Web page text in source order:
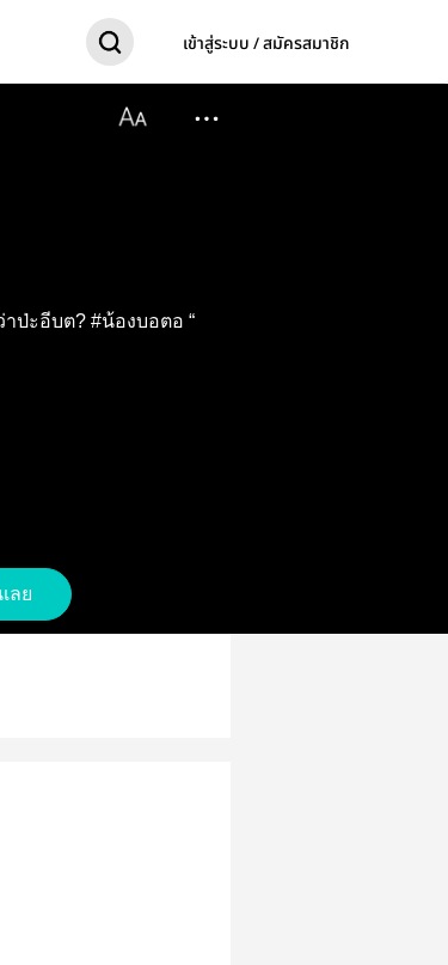
เข้าสู่ระบบ / สมัครสมาชิก
ป่ะอีบต? #น้องบอตอ “
ลย